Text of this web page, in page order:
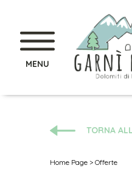
MENU
TORNA
Home Page > Offerte